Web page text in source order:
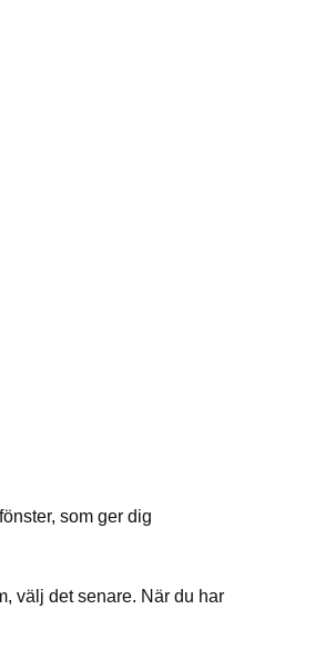
som ger dig
välj det senare. När du har